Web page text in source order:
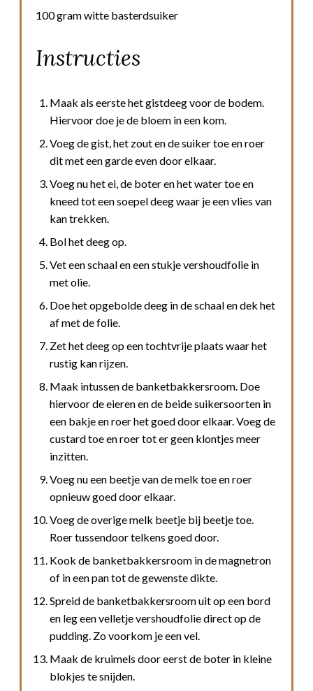
100 gram witte basterdsuiker
Instructies
Maak als eerste het gistdeeg voor de bodem.
Hiervoor doe je de bloem in een kom.
Voeg de gist, het zout en de suiker toe en roer
dit met een garde even door elkaar.
Voeg nu het ei, de boter en het water toe en
kneed tot een soepel deeg waar je een vlies van
kan trekken.
Bol het deeg op.
Vet een schaal en een stukje vershoudfolie in
met olie.
Doe het opgebolde deeg in de schaal en dek het
af met de folie.
Zet het deeg op een tochtvrije plaats waar het
rustig kan rijzen.
Maak intussen de banketbakkersroom. Doe
hiervoor de eieren en de beide suikersoorten in
een bakje en roer het goed door elkaar. Voeg de
custard toe en roer tot er geen klontjes meer
inzitten.
Voeg nu een beetje van de melk toe en roer
opnieuw goed door elkaar.
Voeg de overige melk beetje bij beetje toe.
Roer tussendoor telkens goed door.
Kook de banketbakkersroom in de magnetron
of in een pan tot de gewenste dikte.
Spreid de banketbakkersroom uit op een bord
en leg een velletje vershoudfolie direct op de
pudding. Zo voorkom je een vel.
Maak de kruimels door eerst de boter in kleine
blokjes te snijden.